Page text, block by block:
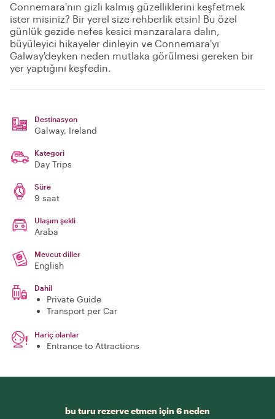
Connemara'nın gizli kalmış güzelliklerini keşfetmek
ister misiniz? Bir yerel size rehberlik etsin! Bu özel
günlük gezide nefes kesici manzaralara dalın,
büyüleyici hikayeler dinleyin ve Connemara'yı
Galway'deyken neden mutlaka görülmesi gereken bir
yer yaptığını keşfedin.
Destinasyon
Galway, Ireland
Kategori
Day Trips
Süre
9 saat
Ulaşım şekli
Araba
Mevcut diller
English
Dahil
Private Guide
Transport per Car
Hariç olanlar
Entrance to Attractions
bu turu rezerve etmen için 6 neden